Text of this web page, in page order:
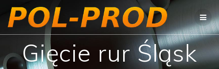
Przejdź
do
treści
Gięcie rur Śląsk